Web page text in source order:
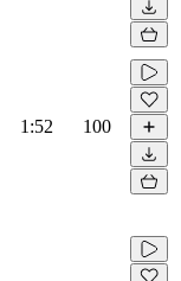
1:52 100